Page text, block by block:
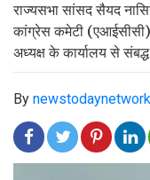
राज्यसभा सांसद सैयद
कांग्रेस कमेटी (एआईसीसी)
अध्यक्ष के कार्यालय से
By